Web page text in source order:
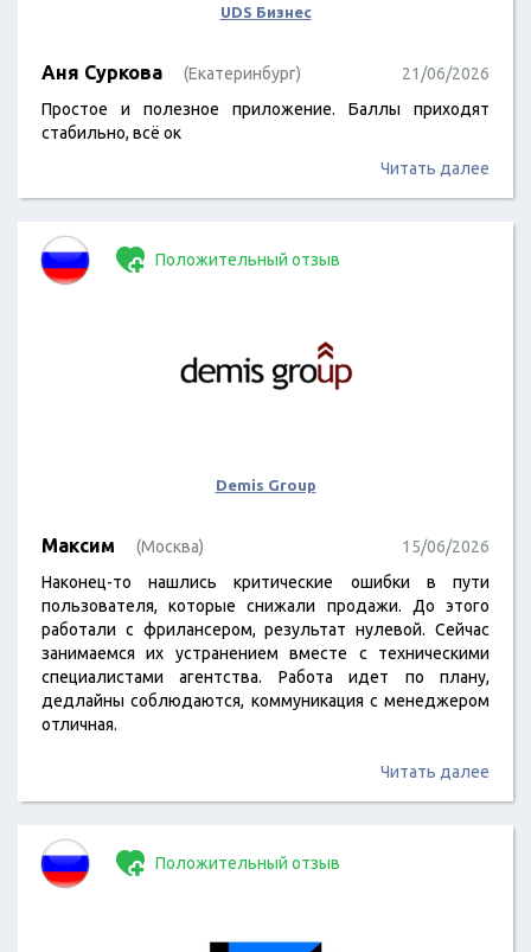
UDS Бизнес
Аня Суркова (Екатеринбург)
21/06/2026
Простое и полезное приложение. Баллы приходят
стабильно, всё ок
Читать далее
Положительный отзыв
Demis Group
Максим (Москва)
15/06/2026
Наконец-то нашлись критические ошибки в пути
пользователя, которые снижали продажи. До этого
работали с фрилансером, результат нулевой. Сейчас
занимаемся их устранением вместе с техническими
специалистами агентства. Работа идет по плану,
дедлайны соблюдаются, коммуникация с менеджером
отличная.
Читать далее
Положительный отзыв